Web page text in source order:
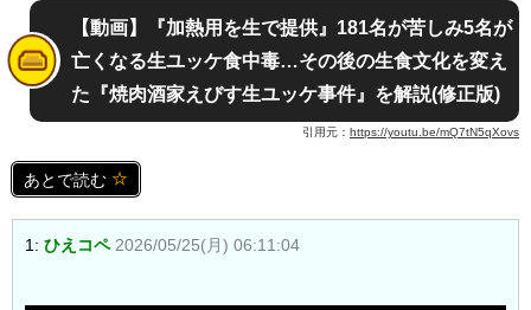
【動画】『加熱用を生で提供』181名が苦しみ5名が
亡くなる生ユッケ食中毒…その後の生食文化を変え
た『焼肉酒家えびす生ユッケ事件』を解説(修正版)
引用元： https://youtu.be/mQ7tN5qXovs
あとで読む
1: ひえコペ 2026/05/25(月) 06:11:04